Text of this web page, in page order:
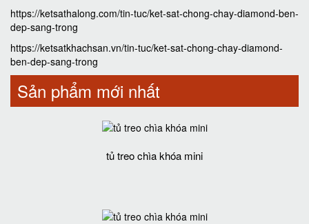
https://ketsathalong.com/tin-tuc/ket-sat-chong-chay-diamond-ben-
dep-sang-trong
https://ketsatkhachsan.vn/tin-tuc/ket-sat-chong-chay-diamond-
ben-dep-sang-trong
Sản phẩm mới nhất
tủ treo chìa khóa mini